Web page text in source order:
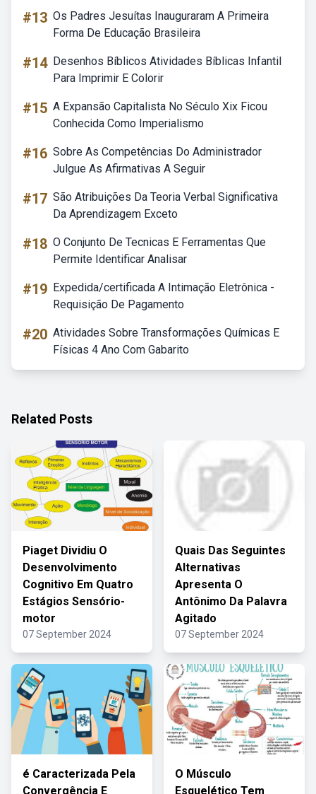
#13 Os Padres Jesuítas Inauguraram A Primeira
Forma De Educação Brasileira
#14 Desenhos Bíblicos Atividades Bíblicas Infantil
Para Imprimir E Colorir
#15 A Expansão Capitalista No Século Xix Ficou
Conhecida Como Imperialismo
#16 Sobre As Competências Do Administrador
Julgue As Afirmativas A Seguir
#17 São Atribuições Da Teoria Verbal Significativa
Da Aprendizagem Exceto
#18 O Conjunto De Tecnicas E Ferramentas Que
Permite Identificar Analisar
#19 Expedida/certificada A Intimação Eletrônica -
Requisição De Pagamento
#20 Atividades Sobre Transformações Químicas E
Físicas 4 Ano Com Gabarito
Related Posts
Piaget Dividiu O
Desenvolvimento
Cognitivo Em Quatro
Estágios Sensório-
motor
07 September 2024
Quais Das Seguintes
Alternativas
Apresenta O
Antônimo Da Palavra
Agitado
07 September 2024
é Caracterizada Pela
Convergência E
O Músculo
Esquelético Tem